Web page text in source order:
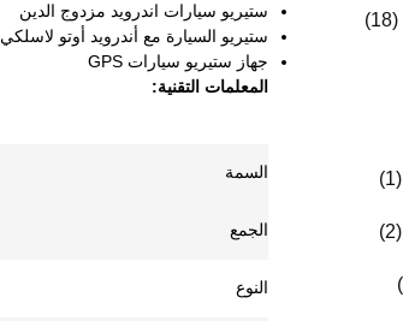
(18)
(1)
(2)
ستيريو سيارات اندرويد مزدوج الدين
ستيريو السيارة مع أندرويد أوتو لاسلكي
جهاز ستيريو سيارات GPS
المعلمات التقنية:
السمة
الجمع
النوع